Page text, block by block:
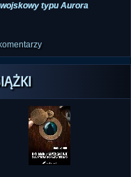
typu Aurora